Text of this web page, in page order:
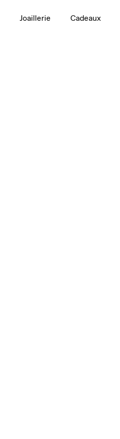
Joaillerie Cadeaux